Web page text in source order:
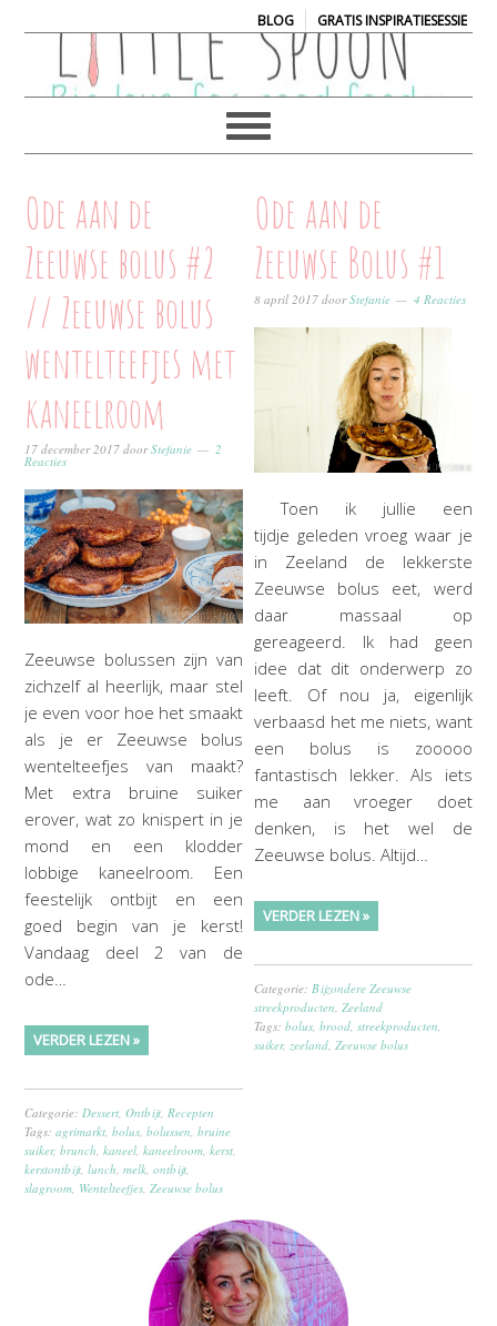
BLOG| GRATIS INSPIRATIESESSIE
Ode aan de
Zeeuwse bolus #2
// Zeeuwse bolus
wentelteefjes met
kaneelroom
17 december 2017 doorStefanie 2
Reacties
Zeeuwse bolussen zijn van
zichzelf al heerlijk, maar stel
je even voor hoe het smaakt
als je er Zeeuwse bolus
wentelteefjes van maakt?
Met extra bruine suiker
erover, wat zo knispert in je
mond en een klodder
lobbige kaneelroom. Een
feestelijk ontbijt en een
goed begin van je kerst!
Vandaag deel 2 van de
ode…
VERDER LEZEN »
Categorie:Dessert,Ontbijt,Recepten
Tags:agrimarkt,bolus,bolussen,bruine
suiker,brunch,kaneel,kaneelroom,kerst,
kerstontbijt,lunch,melk,ontbijt,
slagroom, Wentelteefjes,Zeeuwse bolus
Ode aan de
Zeeuwse Bolus #1
8 april 2017 doorStefanie 4 Reacties
Toen ik jullie een
tijdje geleden vroeg waar je
in Zeeland de lekkerste
Zeeuwse bolus eet, werd
daar massaal op
gereageerd. Ik had geen
idee dat dit onderwerp zo
leeft. Of nou ja, eigenlijk
verbaasd het me niets, want
een bolus is zooooo
fantastisch lekker. Als iets
me aan vroeger doet
denken, is het wel de
Zeeuwse bolus. Altijd…
VERDER LEZEN »
Categorie: Bijzondere Zeeuwse
streekproducten Zeeland
Tags:bolus ,brood ,streekproducten
suiker, zeeland Zeeuwse bolus